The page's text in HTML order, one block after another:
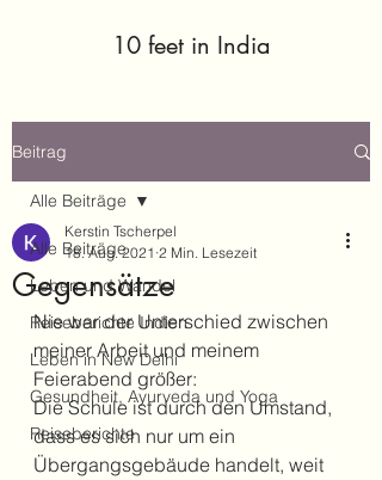
10 feet in India
Beitrag
Alle Beiträge
Leben und Wandel
Reiseberichte Indien
Leben in New Delhi
Gesundheit, Ayurveda und Yoga
Reiseberichte
Alle Beiträge
Gegensätze
Kerstin Tscherpel
18. Aug. 2021 2 Min. Lesezeit
Nie war der Unterschied zwischen
meiner Arbeit und meinem
Feierabend größer:
Die Schule ist durch den Umstand,
dass es sich nur um ein
Übergangsgebäude handelt, weit